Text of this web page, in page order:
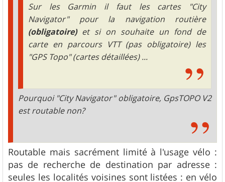
Sur les Garmin il faut les cartes "City
Navigator" pour la navigation routière
(obligatoire) et si on souhaite un fond de
carte en parcours VTT (pas obligatoire) les
"GPS Topo" (cartes détaillées) ...
Pourquoi "City Navigator" obligatoire, GpsTOPO V2
est routable non?
Routable mais sacrément limité à l'usage vélo :
pas de recherche de destination par adresse :
seules les localités voisines sont listées : en vélo